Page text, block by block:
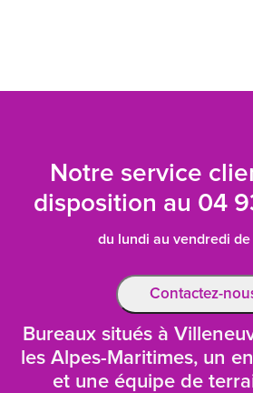
Notre service
disposition au 04
du lundi au vendredi de
Contactez-
Bureaux situés à
les Alpes-Maritimes, un
et une équipe de